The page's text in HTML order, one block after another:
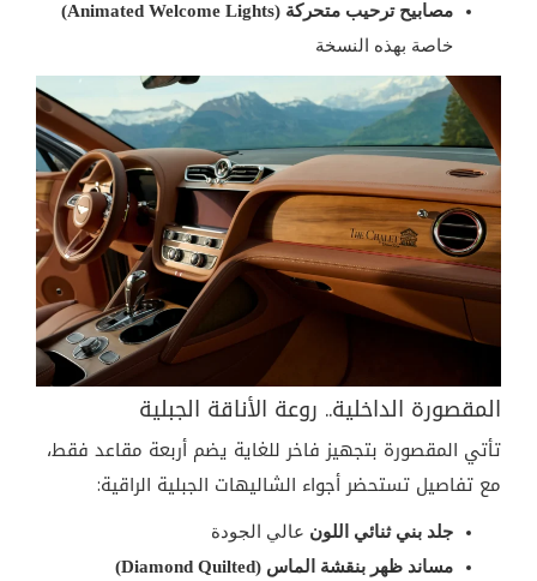
مصابيح ترحيب متحركة (Animated Welcome Lights)
خاصة بهذه النسخة
المقصورة الداخلية.. روعة الأناقة الجبلية
تأتي المقصورة بتجهيز فاخر للغاية يضم أربعة مقاعد فقط،
مع تفاصيل تستحضر أجواء الشاليهات الجبلية الراقية:
جلد بني ثنائي اللون عالي الجودة
مساند ظهر بنقشة الماس (Diamond Quilted)